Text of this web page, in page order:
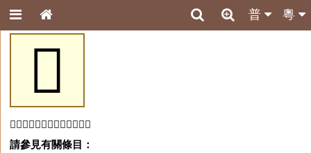
粵
普
𩈹
「𩈹」字未收錄於本資料庫。
請參見有關條目：